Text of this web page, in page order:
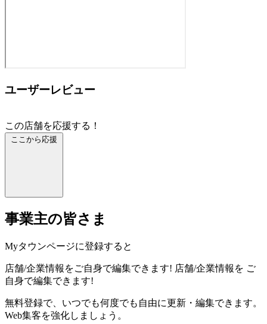
ユーザーレビュー
この店舗を応援する！
ここから応援
事業主の皆さま
Myタウンページに登録すると
店舗/企業情報をご自身で編集できます! 店舗/企業情報を ご
自身で編集できます!
無料登録で、いつでも何度でも自由に更新・編集できます。
Web集客を強化しましょう。